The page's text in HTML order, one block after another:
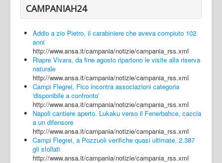
CAMPANIAH24
Addio a zio Pietro, il carabiniere che aveva compiuto 102
anni
http://www.ansa.it/campania/notizie/campania_rss.xml
Riapre Vivara, da fine agosto ripartono le visite alla riserva
naturale
http://www.ansa.it/campania/notizie/campania_rss.xml
Campi Flegrei, Fico incontra associazioni categoria
'disponibile a confronto'
http://www.ansa.it/campania/notizie/campania_rss.xml
Napoli cantiere aperto. Lukaku verso il Fenerbahce, caccia
a un difensore
http://www.ansa.it/campania/notizie/campania_rss.xml
Campi Flegrei, a Pozzuoli verifiche quasi ultimate, 2.387
gli sfollati
http://www.ansa.it/campania/notizie/campania_rss.xml